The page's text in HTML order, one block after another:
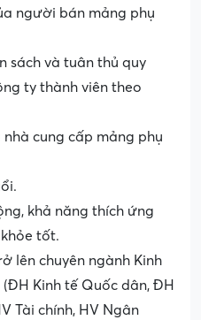
người bán mảng phụ
sách và tuân thủ quy
ty thành viên theo
cung cấp mảng phụ
khả năng thích ứng
tốt.
lên chuyên ngành Kinh
Kinh tế Quốc dân, ĐH
Tài chính, HV Ngân